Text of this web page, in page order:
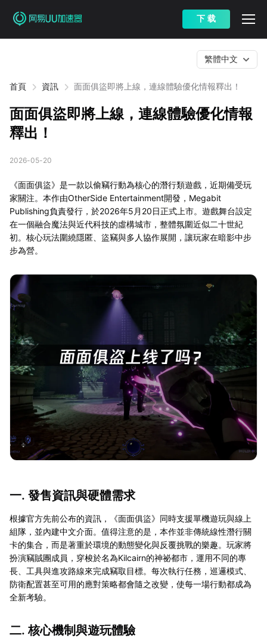
下 载
首頁 資訊 面面俱盜即將上線，連線體驗優化情報釋出！
繁體中文
面面俱盜即將上線，連線體驗優化情報
釋出！
2026-05-20
《面面俱盜》是一款以偷竊行動為核心的潛行類遊戲，近期備受玩
家關注。本作由OtherSide Entertainment開發，Megabit
Publishing負責發行，於2026年5月20日正式上市。遊戲舞台設定
在一個融合魔法與近代科技的虛構城市，整體氛圍近似二十世紀
初。核心玩法圍繞隱匿、盜竊與多人協作展開，讓玩家在暗影中步
步為營。
一. 發售資訊與硬體需求
根據官方先前公布的資訊，《面面俱盜》同時支援單機遊玩與線上
組隊，並內建中文介面。值得注意的是，本作並非傳統線性潛行關
卡的集合，而是著重於環境的動態變化與反覆挑戰的樂趣。玩家將
扮演竊賊團成員，穿梭於名為Kilcairn的神祕都市，運用不同的專
長、工具與進攻路線來完成竊取目標。每次執行任務，巡邏模式、
防衛配置甚至可用的應對策略都會隨之改變，使每一場行動都成為
全新考驗。
二. 核心機制與遊玩體驗